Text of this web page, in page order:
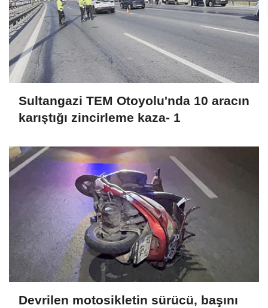
Sultangazi TEM Otoyolu'nda 10 aracın
karıştığı zincirleme kaza- 1
Devrilen motosikletin sürücü, başını